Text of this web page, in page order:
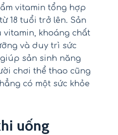
vitamin tổng hợp
18 tuổi trở lên. Sản
vitamin, khoáng chất
và duy trì sức
sản sinh năng
chơi thể thao cũng
có một sức khỏe
uống